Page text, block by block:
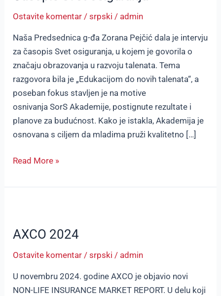
Ostavite komentar /srpski / admin
Naša Predsednica g-đa Zorana Pejčić dala je intervju
za časopis Svet osiguranja, u kojem je govorila o
značaju obrazovanja u razvoju talenata. Tema
razgovora bila je „Edukacijom do novih talenata“, a
poseban fokus stavljen je na motive
osnivanja SorS Akademije, postignute rezultate i
planove za budućnost. Kako je istakla, Akademija je
osnovana s ciljem da mladima pruži kvalitetno […]
Read More »
AXCO 2024
Ostavite komentar /srpski / admin
U novembru 2024. godine AXCO je objavio novi
NON-LIFE INSURANCE MARKET REPORT. U delu koji